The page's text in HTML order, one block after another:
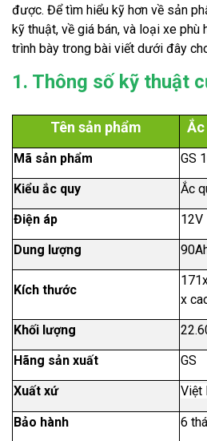
được. Để tìm hiểu kỹ hơn về sản
kỹ thuật, về giá bán, và loại xe
trình bày trong bài viết dưới đây
1. Thông số kỹ thuật
Tên sản phẩm Ắc
Mã sản phẩm
GS
Kiểu ắc quy
Ắc
Điện áp
12V
Dung lượng
Kích thước
x
Khối lượng
Hãng sản xuất
GS
Xuất xứ
Việt
Bảo hành 6